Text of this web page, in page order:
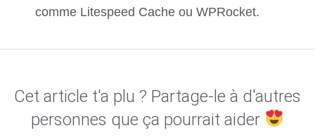
comme Litespeed Cache ou WPRocket.
Cet article t'a plu ? Partage-le à d'autres
personnes que ça pourrait aider